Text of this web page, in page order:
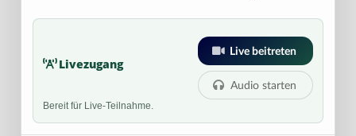
Livezugang
Live beitreten
Audio starten
Bereit für Live-Teilnahme.